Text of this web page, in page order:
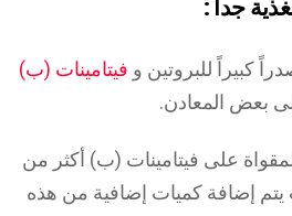
جداً :
كبيراً للبروتين و فيتامينات (ب)
بعض المعادن.
على فيتامينات (ب) أكثر من
يتم إضافة كميات إضافية من هذه